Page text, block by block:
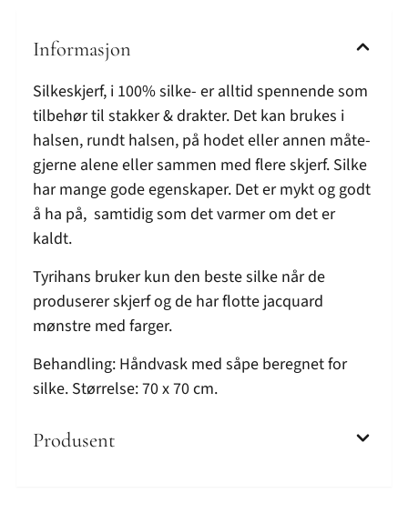
Informasjon
Silkeskjerf, i 100% silke- er alltid spennende som
tilbehør til stakker & drakter. Det kan brukes i
halsen, rundt halsen, på hodet eller annen måte-
gjerne alene eller sammen med flere skjerf. Silke
har mange gode egenskaper. Det er mykt og godt
å ha på, samtidig som det varmer om det er
kaldt.
Tyrihans bruker kun den beste silke når de
produserer skjerf og de har flotte jacquard
mønstre med farger.
Behandling: Håndvask med såpe beregnet for
silke. Størrelse: 70 x 70 cm.
Produsent